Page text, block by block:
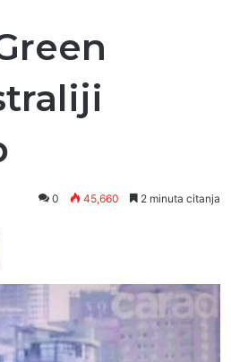
0 45,660 2 minuta citanja